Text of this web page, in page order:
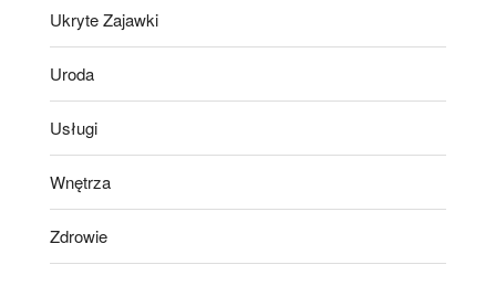
Ukryte Zajawki
Uroda
Usługi
Wnętrza
Zdrowie